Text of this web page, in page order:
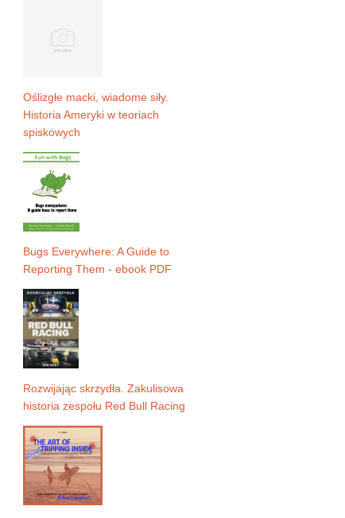
Oślizgłe macki, wiadome siły.
Historia Ameryki w teoriach
spiskowych
Bugs Everywhere: A Guide to
Reporting Them - ebook PDF
Rozwijając skrzydła. Zakulisowa
historia zespołu Red Bull Racing